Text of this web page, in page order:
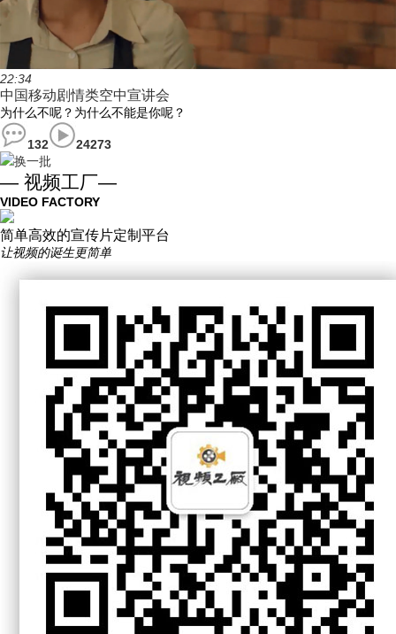
22:34
中国移动剧情类空中宣讲会
为什么不呢？为什么不能是你呢？
132
24273
换一批
— 视频工厂—
VIDEO FACTORY
简单高效的宣传片定制平台
让视频的诞生更简单